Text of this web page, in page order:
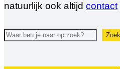
natuurlijk ook altijd contact
Zoeken